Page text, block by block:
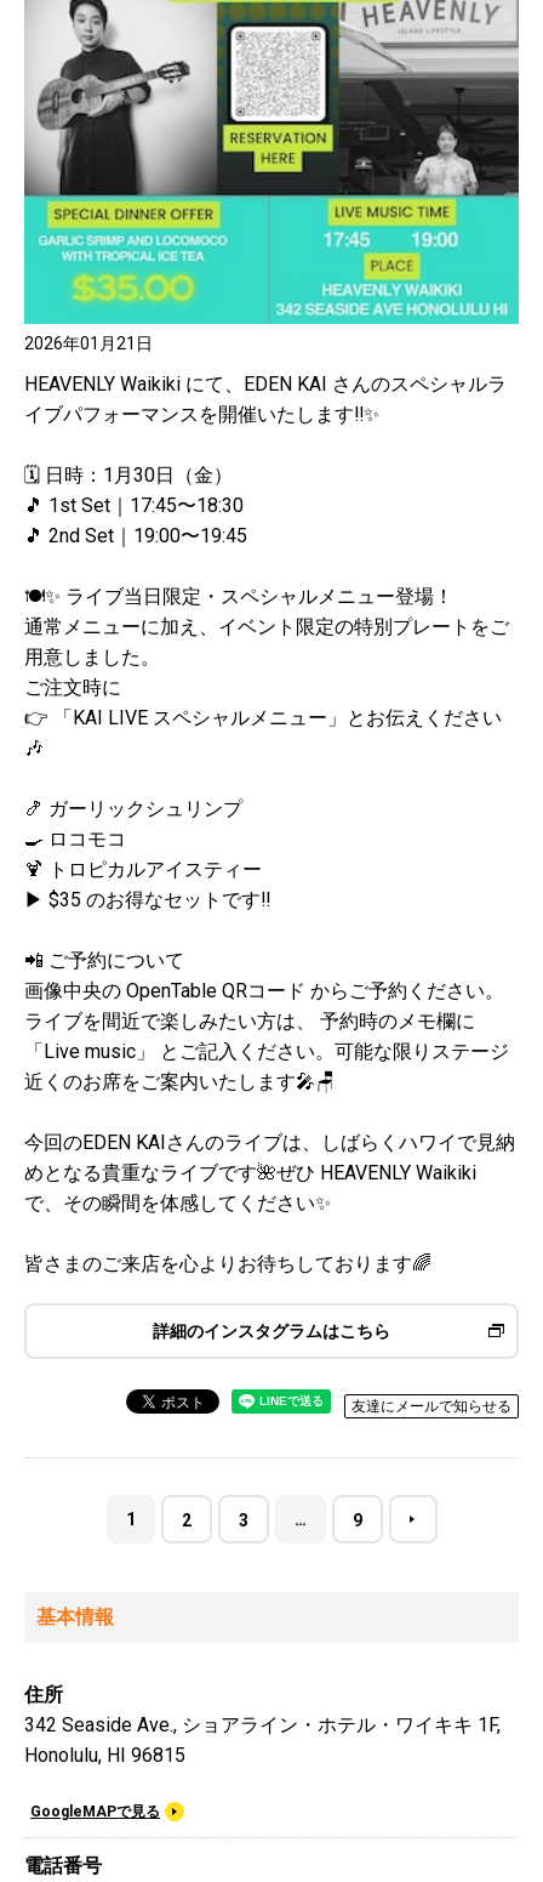
2026年01月21日
HEAVENLY Waikiki にて、EDEN KAI さんのスペシャルラ
イブパフォーマンスを開催いたします‼️✨
🗓 日時：1月30日（金）
🎵 1st Set｜17:45〜18:30
🎵 2nd Set｜19:00〜19:45
🍽✨ ライブ当日限定・スペシャルメニュー登場！
通常メニューに加え、イベント限定の特別プレートをご
用意しました。
ご注文時に
👉 「KAI LIVE スペシャルメニュー」とお伝えください
🎶
🍤 ガーリックシュリンプ
🍳 ロコモコ
🍹 トロピカルアイスティー
▶ $35 のお得なセットです‼️
📲 ご予約について
画像中央の OpenTable QRコード からご予約ください。
ライブを間近で楽しみたい方は、 予約時のメモ欄に
「Live music」 とご記入ください。可能な限りステージ
近くのお席をご案内いたします🎤🪑
今回のEDEN KAIさんのライブは、しばらくハワイで見納
めとなる貴重なライブです🌺ぜひ HEAVENLY Waikiki
で、その瞬間を体感してください✨
皆さまのご来店を心よりお待ちしております🌈
詳細のインスタグラムはこちら
友達にメールで知らせる
1 2 3 … 9
基本情報
住所
342 Seaside Ave., ショアライン・ホテル・ワイキキ 1F,
Honolulu, HI 96815
GoogleMAPで見る
電話番号